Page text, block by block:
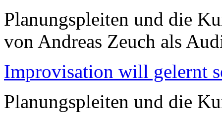
Planungspleiten und die
von Andreas Zeuch als
Improvisation will gelernt
Planungspleiten und die